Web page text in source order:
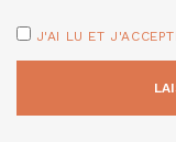
J'AI LU ET